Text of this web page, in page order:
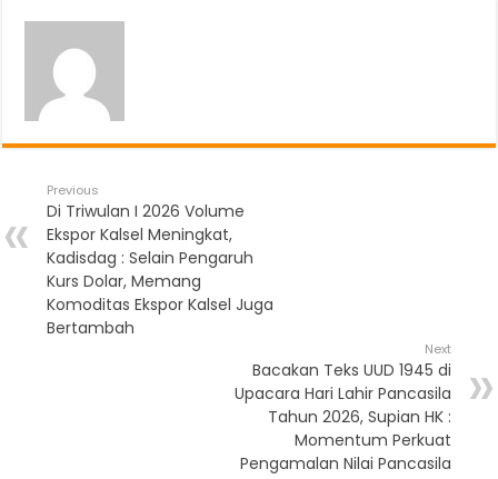
Previous
Di Triwulan I 2026 Volume
Ekspor Kalsel Meningkat,
Kadisdag : Selain Pengaruh
Kurs Dolar, Memang
Komoditas Ekspor Kalsel Juga
Bertambah
Next
Bacakan Teks UUD 1945 di
Upacara Hari Lahir Pancasila
Tahun 2026, Supian HK :
Momentum Perkuat
Pengamalan Nilai Pancasila